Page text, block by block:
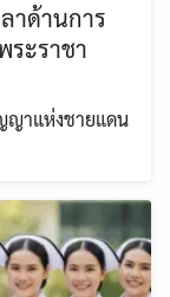
าด้านการ
ะราชา
ญาแห่งชายแดน